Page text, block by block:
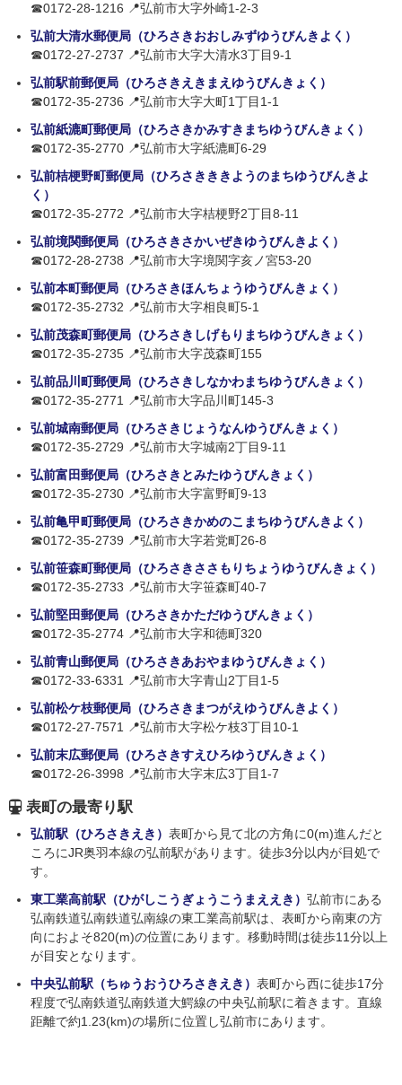
☎0172-28-1216 📍弘前市大字外崎1-2-3
弘前大清水郵便局（ひろさきおおしみずゆうびんきよく）
☎0172-27-2737 📍弘前市大字大清水3丁目9-1
弘前駅前郵便局（ひろさきえきまえゆうびんきょく）
☎0172-35-2736 📍弘前市大字大町1丁目1-1
弘前紙漉町郵便局（ひろさきかみすきまちゆうびんきょく）
☎0172-35-2770 📍弘前市大字紙漉町6-29
弘前桔梗野町郵便局（ひろさきききようのまちゆうびんきよ
く）
☎0172-35-2772 📍弘前市大字桔梗野2丁目8-11
弘前境関郵便局（ひろさきさかいぜきゆうびんきよく）
☎0172-28-2738 📍弘前市大字境関字亥ノ宮53-20
弘前本町郵便局（ひろさきほんちょうゆうびんきょく）
☎0172-35-2732 📍弘前市大字相良町5-1
弘前茂森町郵便局（ひろさきしげもりまちゆうびんきょく）
☎0172-35-2735 📍弘前市大字茂森町155
弘前品川町郵便局（ひろさきしなかわまちゆうびんきょく）
☎0172-35-2771 📍弘前市大字品川町145-3
弘前城南郵便局（ひろさきじょうなんゆうびんきょく）
☎0172-35-2729 📍弘前市大字城南2丁目9-11
弘前富田郵便局（ひろさきとみたゆうびんきょく）
☎0172-35-2730 📍弘前市大字富野町9-13
弘前亀甲町郵便局（ひろさきかめのこまちゆうびんきよく）
☎0172-35-2739 📍弘前市大字若党町26-8
弘前笹森町郵便局（ひろさきささもりちょうゆうびんきょく）
☎0172-35-2733 📍弘前市大字笹森町40-7
弘前堅田郵便局（ひろさきかただゆうびんきょく）
☎0172-35-2774 📍弘前市大字和徳町320
弘前青山郵便局（ひろさきあおやまゆうびんきょく）
☎0172-33-6331 📍弘前市大字青山2丁目1-5
弘前松ケ枝郵便局（ひろさきまつがえゆうびんきよく）
☎0172-27-7571 📍弘前市大字松ケ枝3丁目10-1
弘前末広郵便局（ひろさきすえひろゆうびんきょく）
☎0172-26-3998 📍弘前市大字末広3丁目1-7
表町の最寄り駅
弘前駅（ひろさきえき） 表町から見て北の方角に0(m)進んだと
ころにJR奥羽本線の弘前駅があります。徒歩3分以内が目処で
す。
東工業高前駅（ひがしこうぎょうこうまええき） 弘前市にある
弘南鉄道弘南鉄道弘南線の東工業高前駅は、表町から南東の方
向におよそ820(m)の位置にあります。移動時間は徒歩11分以上
が目安となります。
中央弘前駅（ちゅうおうひろさきえき） 表町から西に徒歩17分
程度で弘南鉄道弘南鉄道大鰐線の中央弘前駅に着きます。直線
距離で約1.23(km)の場所に位置し弘前市にあります。